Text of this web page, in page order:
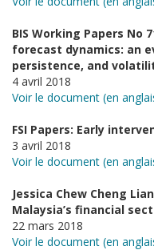
BIS Working Papers No
forecast dynamics: an
persistence, and
4 avril 2018
Voir le document (en
FSI Papers: Early
3 avril 2018
Voir le document (en
Jessica Chew Cheng
Malaysia’s financial
22 mars 2018
Voir le document (en